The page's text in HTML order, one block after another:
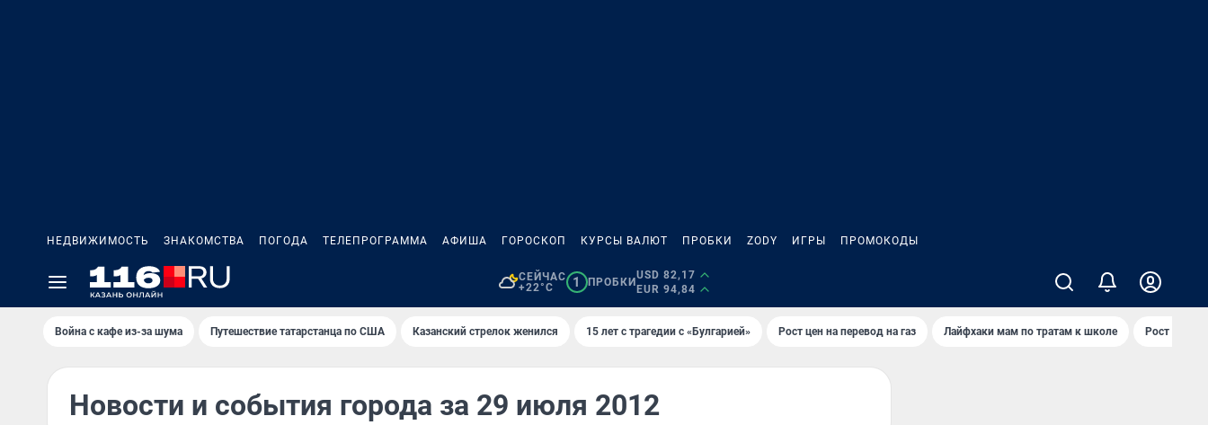
НЕДВИЖИМОСТЬ ЗНАКОМСТВА ПОГОДА ТЕЛЕПРОГРАММА АФИША ГОРОСКОП КУРСЫ ВАЛЮТ ПРОБКИ ZODY ИГРЫ ПРОМОКОДЫ
СЕЙЧАС
+22°C
1 ПРОБКИ
USD 82,17
EUR 94,84
Война с кафе из-за шума Путешествие татарстанца по США Казанский стрелок женился 15 лет с трагедии с «Булгарией» Рост цен на перевод на газ Лайфхаки мам по тратам к школе Рост цен на
Новости и события города за 29 июля 2012